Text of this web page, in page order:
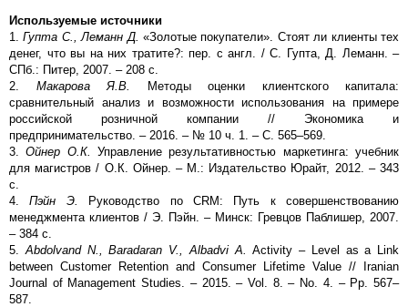
Используемые источники
1.Гупта С., Леманн Д.«Золотые покупатели». Стоят ли клиенты тех
денег, что вы на них тратите?: пер. с англ. / С. Гупта, Д. Леманн. –
СПб.: Питер, 2007. – 208 с.
2. Макарова Я.В. Методы оценки клиентского капитала:
сравнительный анализ и возможности использования на примере
российской розничной компании // Экономика и
предпринимательство. – 2016. – № 10 ч. 1. – С. 565–569.
3.Ойнер О.К.Управление результативностью маркетинга: учебник
для магистров / О.К. Ойнер. – М.: Издательство Юрайт, 2012. – 343
с.
4.Пэйн Э. Руководство по CRM: Путь к совершенствованию
менеджмента клиентов / Э. Пэйн. – Минск: Гревцов Паблишер, 2007.
– 384 с.
5. Abdolvand N., Baradaran V., Albadvi A.Activity – Level as a Link
between Customer Retention and Consumer Lifetime Value // Iranian
Journal of Management Studies. – 2015. – Vol. 8. – No. 4. – Pp. 567–
587.